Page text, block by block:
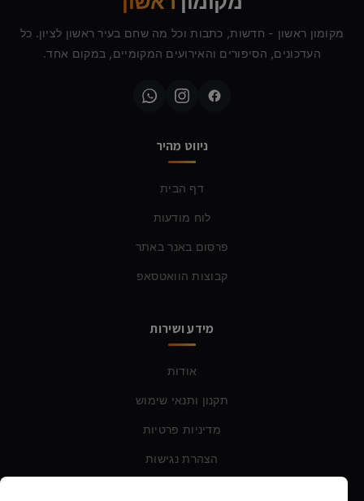
מקומון ראשון - חדשות, כתבות וכל מה שחם בעיר ראשון לציון. כל
העדכונים, הסיפורים והאירועים המקומיים, במקום אחד.
ניווט מהיר
דף הבית
לוח מודעות
פרסום באנר באתר
קבוצות הוואטסאפ
מידע ושירות
אודות
תקנון ותנאי שימוש
מדיניות פרטיות
הצהרת נגישות